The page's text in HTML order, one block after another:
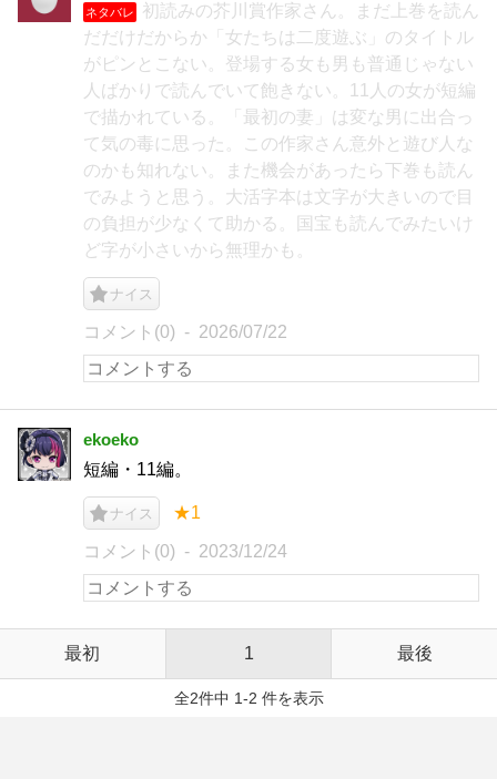
ネタバレ
初読みの芥川賞作家さん。まだ上巻を読ん
だだけだからか「女たちは二度遊ぶ」のタイトル
がピンとこない。登場する女も男も普通じゃない
人ばかりで読んでいて飽きない。11人の女が短編
で描かれている。「最初の妻」は変な男に出合っ
て気の毒に思った。この作家さん意外と遊び人な
のかも知れない。また機会があったら下巻も読ん
でみようと思う。大活字本は文字が大きいので目
の負担が少なくて助かる。国宝も読んでみたいけ
ど字が小さいから無理かも。
ナイス
コメント(0) 2026/07/22
ekoeko
短編・11編。
ナイス ★1
コメント(0) 2023/12/24
最初 1 最後
全2件中 1-2 件を表示